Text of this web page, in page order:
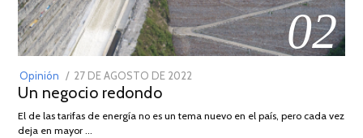
02
Opinión
POSTED
ON
27 DE AGOSTO DE 2022
DE
Un negocio redondo
El de las tarifas de energía no es un tema nuevo en el país, pero cada vez
deja en mayor …